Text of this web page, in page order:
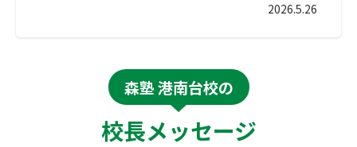
2026.5.26
森塾 港南台校の
校長メッセージ